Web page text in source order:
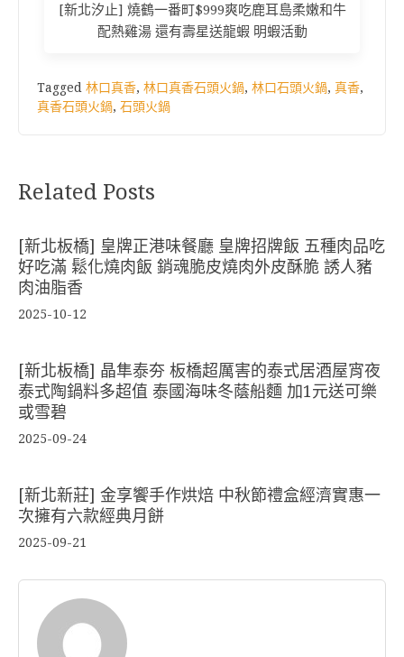
[新北汐止] 燒鶴一番町$999爽吃鹿耳島柔嫩和牛
配熱雞湯 還有壽星送龍蝦 明蝦活動
Tagged 林口真香, 林口真香石頭火鍋, 林口石頭火鍋, 真香,
真香石頭火鍋, 石頭火鍋
Related Posts
[新北板橋] 皇牌正港味餐廳 皇牌招牌飯 五種肉品吃
好吃滿 鬆化燒肉飯 銷魂脆皮燒肉外皮酥脆 誘人豬
肉油脂香
2025-10-12
[新北板橋] 晶隼泰夯 板橋超厲害的泰式居酒屋宵夜
泰式陶鍋料多超值 泰國海味冬蔭船麵 加1元送可樂
或雪碧
2025-09-24
[新北新莊] 金享饗手作烘焙 中秋節禮盒經濟實惠一
次擁有六款經典月餅
2025-09-21